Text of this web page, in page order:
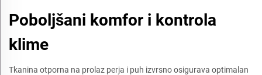
Poboljšani komfor i kontrola
klime
Tkanina otporna na prolaz perja i puh izvrsno osigurava optimalan